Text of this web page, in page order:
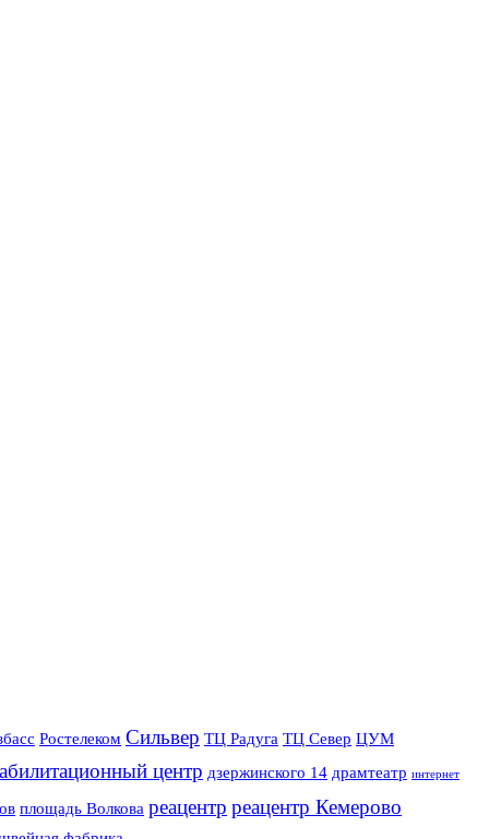
Ростелеком Сильвер ТЦ Радуга ТЦ Север ЦУМ
центр дзержинского 14 драмтеатр интернет
площадь Волкова реацентр реацентр Кемерово